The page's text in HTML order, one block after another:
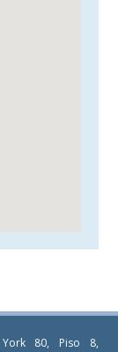
York 80, Piso 8,